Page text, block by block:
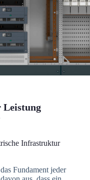
Infrastruktur
Fundament jeder